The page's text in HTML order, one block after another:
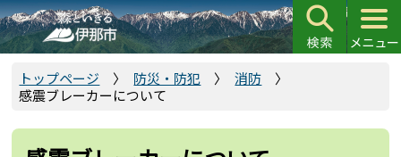
こ
の
ペ
トップページ 防災・防犯
消防
感震ブレーカーについて